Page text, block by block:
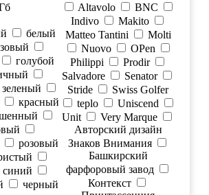
Altavolo
BNC
Indivo
Makito
Matteo Tantini
Molti
Nuovo
OPen
Philippi
Prodir
Salvadore
Senator
Stride
Swiss Golfer
teplo
Uniscend
Unit
Very Marque
Авторский дизайн
Знаков Внимания
Башкирский
фарфоровый завод
Контекст
белый
голубой
зеленый
красный
розовый
синий
черный